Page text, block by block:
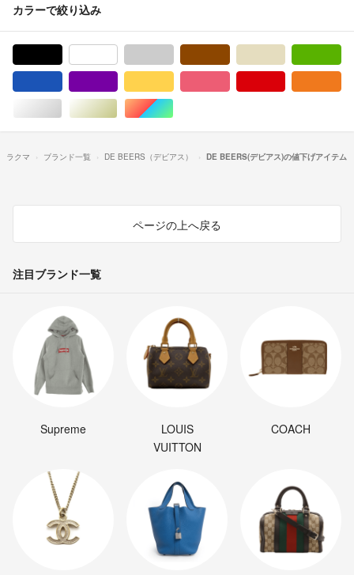
カラーで絞り込み
シルバー/銀色系ゴールド/金色系マルチカラー
ラクマ ブランド一覧 DE BEERS（デビアス） DE BEERS(デビアス)の値下げアイテム
ページの上へ戻る
注目ブランド一覧
Supreme
LOUIS
VUITTON
COACH